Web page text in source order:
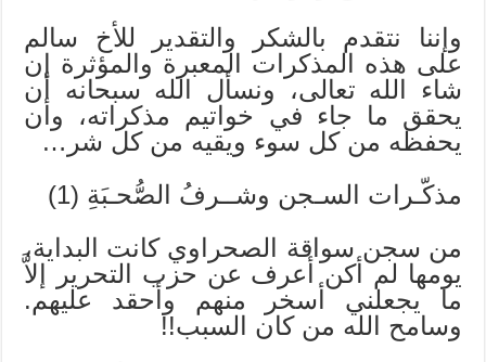
وإننا نتقدم بالشكر والتقدير للأخ سالم
على هذه المذكرات المعبرة والمؤثرة إن
شاء الله تعالى، ونسأل الله سبحانه أن
يحقق ما جاء في خواتيم مذكراته، وأن
يحفظه من كل سوء ويقيه من كل شر…
مذكّـرات السـجن وشــرفُ الصُّحـبَةِ (1)
من سجن سواقة الصحراوي كانت البداية،
يومها لم أكن أعرف عن حزب التحرير إلاَّ
ما يجعلني أسخر منهم وأحقد عليهم.
وسامح الله من كان السبب!!